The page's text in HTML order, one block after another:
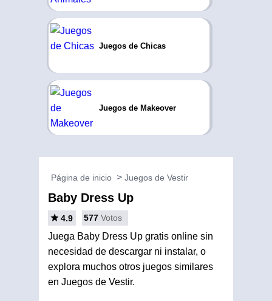
Juegos de Chicas
Juegos de Makeover
Página de inicio Juegos de Vestir
Baby Dress Up
4.9 577 Votos
Juega Baby Dress Up gratis online sin
necesidad de descargar ni instalar, o
explora muchos otros juegos similares
en Juegos de Vestir.